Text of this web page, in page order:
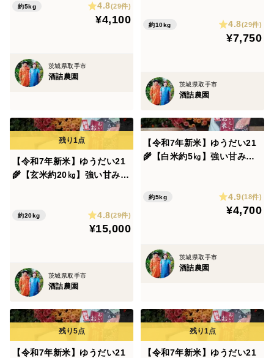
約5kg 4.8(29件)
¥4,100
茨城県取手市
酒詰農園
約10kg 4.8(29件)
¥7,750
茨城県取手市
酒詰農園
【令和7年新米】ゆうだい21
🌾【玄米約20㎏】強い甘みと
約20kg 4.8(29件)
¥15,000
茨城県取手市
酒詰農園
【令和7年新米】ゆうだい21
🌾【白米約5㎏】強い甘みと
約5kg 4.9(18件)
¥4,700
茨城県取手市
酒詰農園
【令和7年新米】ゆうだい21
【令和7年新米】ゆうだい21